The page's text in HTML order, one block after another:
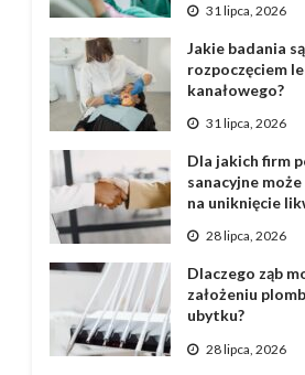
31 lipca, 2026
Jakie badania
rozpoczęciem
kanałowego?
31 lipca, 2026
Dla jakich firm
sanacyjne
na uniknięcie
28 lipca, 2026
Dlaczego ząb
założeniu
ubytku?
28 lipca, 2026